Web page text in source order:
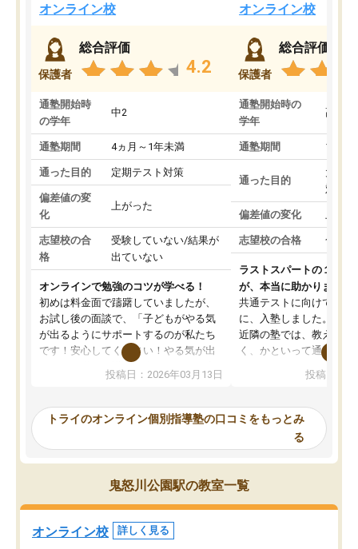
オンライン校
保護者
総合評価
4.2
通塾開始時
の学年
中2
通塾期間 4ヵ月～1年未満
通った目的 定期テスト対策
偏差値の変
化
上がった
志望校の合
格
受験していない/結果が
出ていない
オンラインで勉強のコツが学べる！
初めは料金面で躊躇していましたが、
お試し後の面談で、「子どもがやる気
が出るようにサポートするのが私たち
です！安心してください！やる気が出
ないのは私たち講師の責任です」と言
ってくださり、確かに！と考えて、思
ったんですが、学生の先生から学ぶこ
み、徐々に成績が上がったらいいなと
思っていました。何が今足りないのか
を的確に指導いただき、子どももびっ
くりするほど楽しんでやる気を持って
塾を受けています。狙い通り、少しず
つ成績も上がり、苦手意識も無くなっ
てきたので、さらに苦手な数学も追加
投稿日：2026年03月13日
オンライン校
保護者
総合評価
通塾開始時の
学年
高3
通塾期間 1～3
通った目的
大学
対策
偏差値の変化
志望校の合格 合格
ラストスパートの１か月
が、本当に助かりました
共通テストに向けての追
に、入塾しました。田舎
近隣の塾では、教えても
く、かといって通うには
可能なので本当に助か
らないところをピンポイ
頂いて、とてもわかり
していました。一生を
スト、多少お金がかかっ
思い切って入塾してよか
投稿日：
トライのオンライン個別指導塾の口コミをもっとみ
る
鬼怒川公園駅の教室一覧
オンライン校 詳しく見る